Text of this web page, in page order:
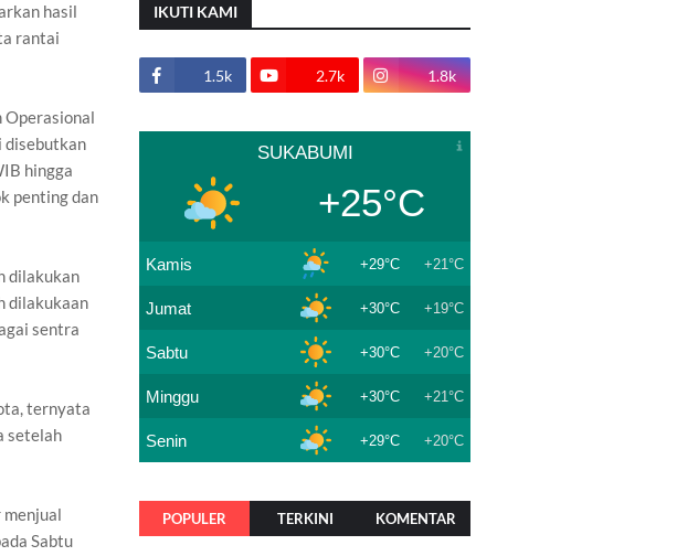
hasil
rantai
Operasional
disebutkan
hingga
penting dan
dilakukan
dilakukaan
sentra
ternyata
setelah
menjual
Sabtu
IKUTI KAMI
1.5k 2.7k 1.8k
SUKABUMI
+25°C
Kamis +29°C +21°C
Jumat +30°C +19°C
Sabtu +30°C +20°C
Minggu +30°C +21°C
Senin +29°C +20°C
POPULER TERKINI KOMENTAR